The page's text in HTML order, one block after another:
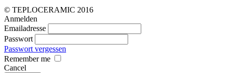
© TEPLOCERAMIC 2016
Anmelden
Emailadresse
Passwort
Passwort vergessen
Remember me
Cancel